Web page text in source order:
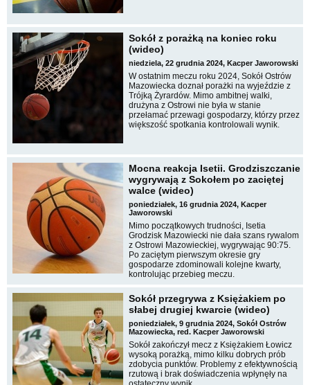
Sokół z porażką na koniec roku
(wideo)
niedziela, 22 grudnia 2024, Kacper Jaworowski
W ostatnim meczu roku 2024, Sokół Ostrów
Mazowiecka doznał porażki na wyjeździe z
Trójką Żyrardów. Mimo ambitnej walki,
drużyna z Ostrowi nie była w stanie
przełamać przewagi gospodarzy, którzy przez
większość spotkania kontrolowali wynik.
Mocna reakcja Isetii. Grodziszczanie
wygrywają z Sokołem po zaciętej
walce (wideo)
poniedziałek, 16 grudnia 2024, Kacper
Jaworowski
Mimo początkowych trudności, Isetia
Grodzisk Mazowiecki nie dała szans rywalom
z Ostrowi Mazowieckiej, wygrywając 90:75.
Po zaciętym pierwszym okresie gry
gospodarze zdominowali kolejne kwarty,
kontrolując przebieg meczu.
Sokół przegrywa z Księżakiem po
słabej drugiej kwarcie (wideo)
poniedziałek, 9 grudnia 2024, Sokół Ostrów
Mazowiecka, red. Kacper Jaworowski
Sokół zakończył mecz z Księżakiem Łowicz
wysoką porażką, mimo kilku dobrych prób
zdobycia punktów. Problemy z efektywnością
rzutową i brak doświadczenia wpłynęły na